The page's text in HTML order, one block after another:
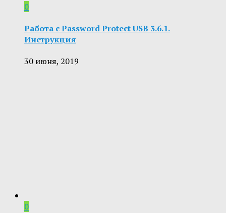
0
Работа с Password Protect USB 3.6.1.
Инструкция
30 июня, 2019
0